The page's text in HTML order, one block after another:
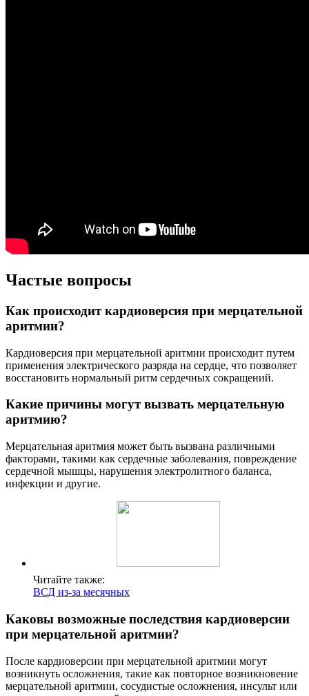
Частые вопросы
Как происходит кардиоверсия при мерцательной
аритмии?
Кардиоверсия при мерцательной аритмии происходит путем
применения электрического разряда на сердце, что позволяет
восстановить нормальный ритм сердечных сокращений.
Какие причины могут вызвать мерцательную
аритмию?
Мерцательная аритмия может быть вызвана различными
факторами, такими как сердечные заболевания, повреждение
сердечной мышцы, нарушения электролитного баланса,
инфекции и другие.
Читайте также:
ВСД из-за месячных
Каковы возможные последствия кардиоверсии
при мерцательной аритмии?
После кардиоверсии при мерцательной аритмии могут
возникнуть осложнения, такие как повторное возникновение
мерцательной аритмии, сосудистые осложнения, инсульт или